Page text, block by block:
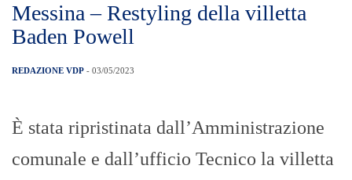
Messina – Restyling della villetta
Baden Powell
REDAZIONE VDP - 03/05/2023
È stata ripristinata dall’Amministrazione
comunale e dall’ufficio Tecnico la villetta